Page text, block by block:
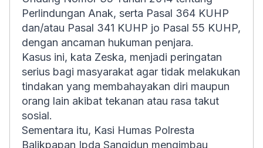
Perlindungan Anak, serta Pasal 364 KUHP
dan/atau Pasal 341 KUHP jo Pasal 55 KUHP,
dengan ancaman hukuman penjara.
Kasus ini, kata Zeska, menjadi peringatan
serius bagi masyarakat agar tidak melakukan
tindakan yang membahayakan diri maupun
orang lain akibat tekanan atau rasa takut
sosial.
Sementara itu, Kasi Humas Polresta
Balikpapan Ipda Sangidun mengimbau